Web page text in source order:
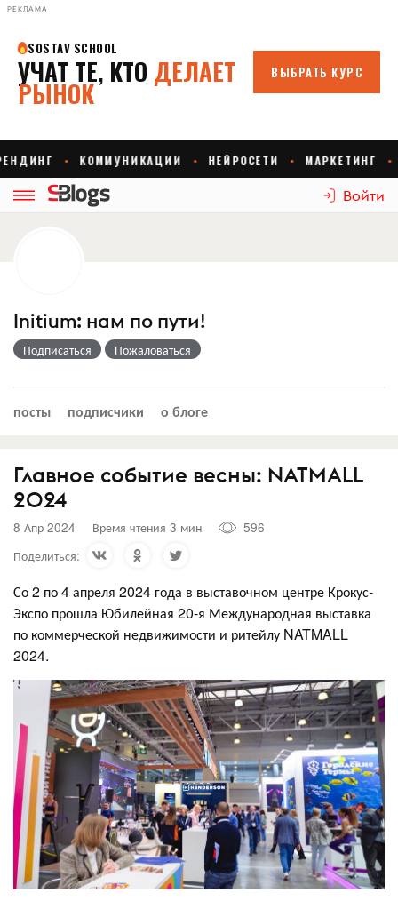
РЕКЛАМА
Войти
Initium: нам по пути!
Подписаться Пожаловаться
посты подписчики о блоге
Главное событие весны: NATMALL
2024
8 Апр 2024 Время чтения 3 мин
596
Поделиться:
Со 2 по 4 апреля 2024 года в выставочном центре Крокус-
Экспо прошла Юбилейная 20-я Международная выставка
по коммерческой недвижимости и ритейлу NATMALL
2024.